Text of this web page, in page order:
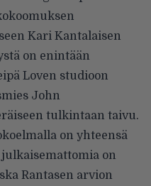
Kari Kantalaisen
on enintään
Loven studioon
John
tulkintaan taivu.
on yhteensä
julkaisemattomia on
Rantasen arvion